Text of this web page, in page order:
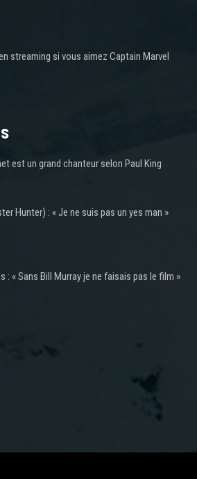
streaming si vous aimez Captain Marvel
est un grand chanteur selon Paul King
Hunter) : « Je ne suis pas un yes man »
: « Sans Bill Murray je ne faisais pas le film »